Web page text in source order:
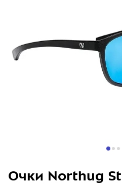
Очки Northug